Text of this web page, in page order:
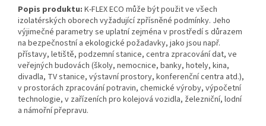
Popis produktu: K‑FLEX ECO může být použit ve všech
izolatérských oborech vyžadující zpřísněné podmínky. Jeho
výjimečné parametry se uplatní zejména v prostředí s důrazem
na bezpečnostní a ekologické požadavky, jako jsou např.
přístavy, letiště, podzemní stanice, centra zpracování dat, ve
veřejných budovách (školy, nemocnice, banky, hotely, kina,
divadla, TV stanice, výstavní prostory, konferenční centra atd.),
v prostorách zpracování potravin, chemické výroby, výpočetní
technologie, v zařízeních pro kolejová vozidla, železniční, lodní
a námořní přepravu.